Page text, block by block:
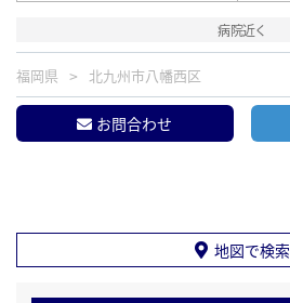
病院近く
福岡県 北九州市八幡西区
お問合わせ
地図で検索